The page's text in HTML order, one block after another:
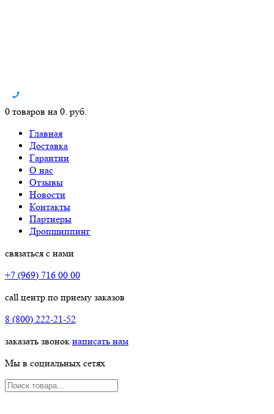
0 товаров на 0. руб.
Главная
Доставка
Гарантии
О нас
Отзывы
Новости
Контакты
Партнеры
Дропшиппинг
связаться с нами
+7 (969) 716 00 00
call центр по приему заказов
8 (800) 222-21-52
заказать звонок написать нам
Мы в социальных сетях